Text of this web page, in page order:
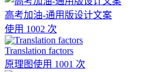
高考加油-通用版设计文案
使用 1002 次
Translation factors
原理图使用 1001 次